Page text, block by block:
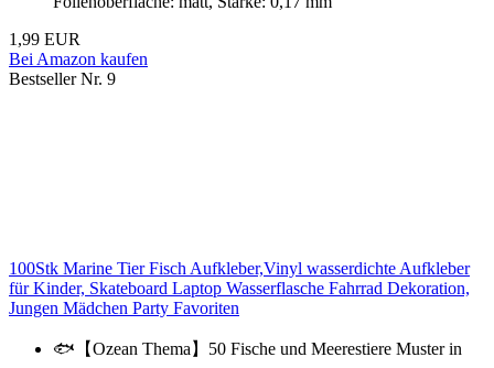
1,99 EUR
Bei Amazon kaufen
Bestseller Nr. 9
100Stk Marine Tier Fisch Aufkleber,Vinyl wasserdichte Aufkleber
für Kinder, Skateboard Laptop Wasserflasche Fahrrad Dekoration,
Jungen Mädchen Party Favoriten
🐟【Ozean Thema】50 Fische und Meerestiere Muster in